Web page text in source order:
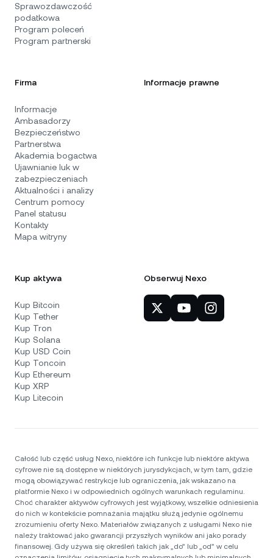
Sprawozdawczość
podatkowa
Program poleceń
Program partnerski
Firma
Informacje
Ambasadorzy
Bezpieczeństwo
Partnerstwa
Akademia bogactwa
Ujawnianie luk w
zabezpieczeniach
Aktualności i analizy
Centrum pomocy
Panel statusu
Kontakty
Mapa witryny
Informacje prawne
Kup aktywa
Kup Bitcoin
Kup Tether
Kup Tron
Kup Solana
Kup USD Coin
Kup Toncoin
Kup Ethereum
Kup XRP
Kup Litecoin
Obserwuj Nexo
Całość lub część usług Nexo, niektóre ich funkcje lub niektóre aktywa
cyfrowe nie są dostępne w niektórych jurysdykcjach, w tym tam, gdzie
mogą obowiązywać restrykcje lub ograniczenia, jak wskazano na
platformie Nexo i w odpowiednich ogólnych warunkach regulaminu.
Choć charakter aktywów cyfrowych jest wyjątkowy, wszelkie odniesienia
do nich w kontekście pomnażania majątku służą jedynie ogólnemu
zrozumieniu oferty Nexo. Materiałów związanych z usługami Nexo nie
należy traktować jako gwarancji przyszłych wyników ani jako porady
finansowej. Gdy używa się określeń takich jak „do” lub „od” w celu